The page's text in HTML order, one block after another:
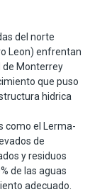
del norte
Leon) enfrentan
de Monterrey
que puso
hidrica
como el Lerma-
de
y residuos
de las aguas
adecuado.